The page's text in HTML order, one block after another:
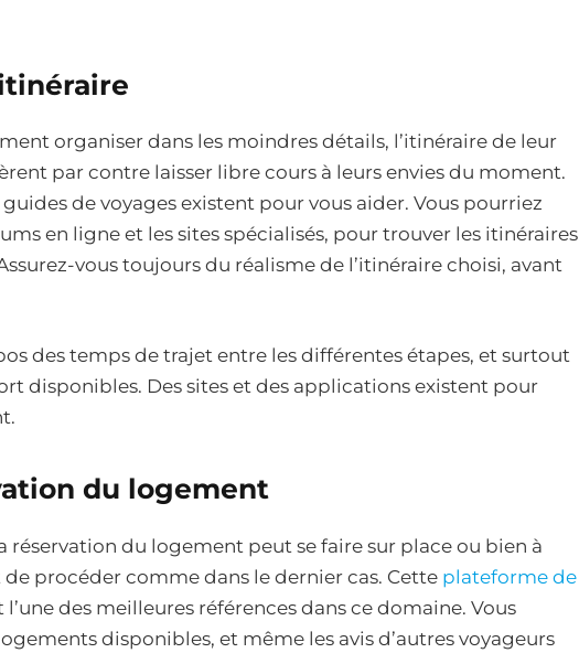
organiser dans les moindres détails, l’itinéraire de leur
par contre laisser libre cours à leurs envies du moment.
guides de voyages existent pour vous aider. Vous pourriez
en ligne et les sites spécialisés, pour trouver les itinéraires
vous toujours du réalisme de l’itinéraire choisi, avant
des temps de trajet entre les différentes étapes, et surtout
disponibles. Des sites et des applications existent pour
du logement
réservation du logement peut se faire sur place ou bien à
de procéder comme dans le dernier cas. Cette plateforme de
l’une des meilleures références dans ce domaine. Vous
disponibles, et même les avis d’autres voyageurs